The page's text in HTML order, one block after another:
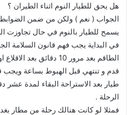
هل يحق للطيار النوم اثناء الطيران ؟
الجواب ( نعم ) ولكن من ضمن
يسمح للطيار بالنوم في حال تجاوزت الرحلة
في البداية يجب فهم قانون السلامة
قدم و تنتهي قبل الهبوط بساعة ويجب
طيار بعد الاستراحة البقاء لمدة
الرحلة .
فمثلا لو كانت هنالك رحلة من مطار